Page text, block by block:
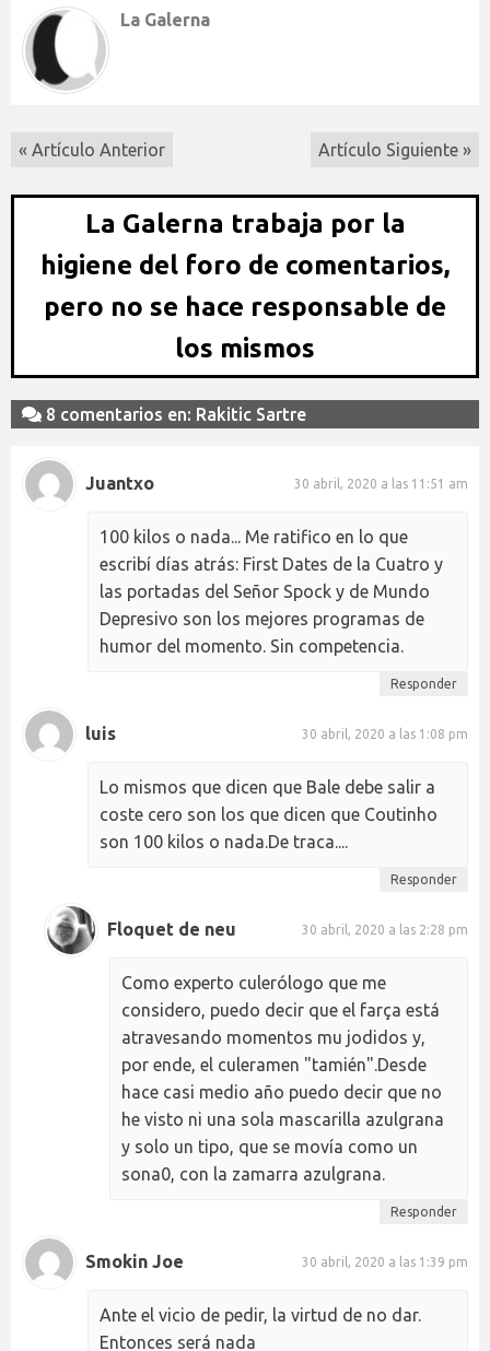
La Galerna
« Artículo Anterior Artículo Siguiente »
La Galerna trabaja por la
higiene del foro de comentarios,
pero no se hace responsable de
los mismos
8 comentarios en: Rakitic Sartre
Juantxo 30 abril, 2020 a las 11:51 am
100 kilos o nada... Me ratifico en lo que
escribí días atrás: First Dates de la Cuatro y
las portadas del Señor Spock y de Mundo
Depresivo son los mejores programas de
humor del momento. Sin competencia.
Responder
luis 30 abril, 2020 a las 1:08 pm
Lo mismos que dicen que Bale debe salir a
coste cero son los que dicen que Coutinho
son 100 kilos o nada.De traca....
Responder
Floquet de neu 30 abril, 2020 a las 2:28 pm
Como experto culerólogo que me
considero, puedo decir que el farça está
atravesando momentos mu jodidos y,
por ende, el culeramen "tamién".Desde
hace casi medio año puedo decir que no
he visto ni una sola mascarilla azulgrana
y solo un tipo, que se movía como un
sona0, con la zamarra azulgrana.
Responder
Smokin Joe 30 abril, 2020 a las 1:39 pm
Ante el vicio de pedir, la virtud de no dar.
Entonces será nada